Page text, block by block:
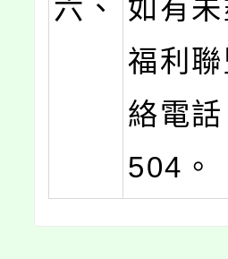
六、
如有
福利
絡電
504。